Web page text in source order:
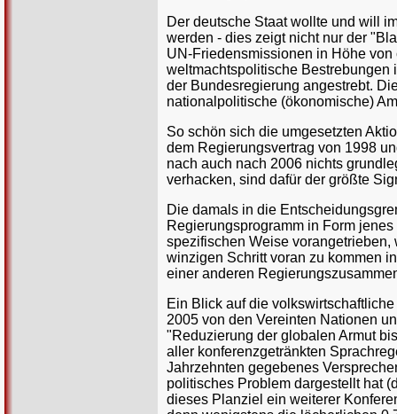
Der deutsche Staat wollte und will
werden - dies zeigt nicht nur der
UN-Friedensmissionen in Höhe
weltmachtspolitische Bestrebungen
der Bundesregierung angestrebt.
nationalpolitische (ökonomische)
So schön sich die umgesetzten
dem Regierungsvertrag von 1998
nach auch nach 2006 nichts
verhacken, sind dafür der größte
Die damals in die
Regierungsprogramm in Form
spezifischen Weise
winzigen Schritt voran zu kommen
einer anderen
Ein Blick auf die
2005 von den Vereinten Nationen
"Reduzierung der globalen Armut
aller konferenzgetränkten
Jahrzehnten gegebenes
politisches Problem dargestellt hat
dieses Planziel ein weiterer